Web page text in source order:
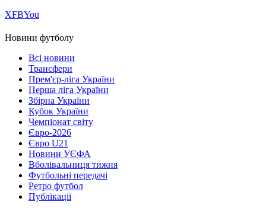
ХFBYou
Новини футболу
Всі новини
Трансфери
Прем'єр-ліга України
Перша ліга України
Збірна України
Кубок України
Чемпіонат світу
Євро-2026
Євро U21
Новини УЄФА
Вболівальниця тижня
Футбольні передачі
Ретро футбол
Публікації